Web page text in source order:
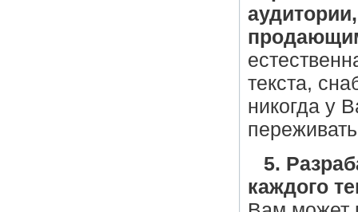
текста,
никогда у
5.
каждого